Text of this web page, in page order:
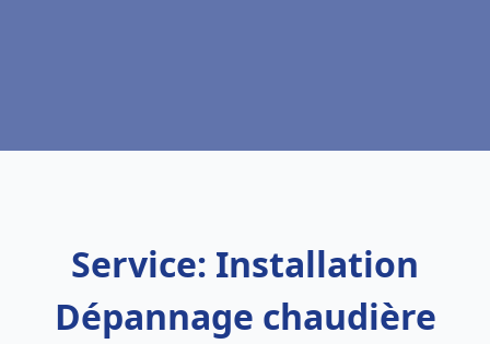
Service: Installation
Dépannage chaudière